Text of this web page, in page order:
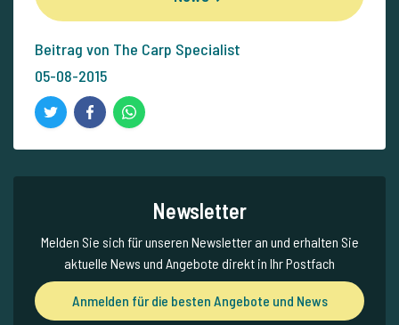
Beitrag von The Carp Specialist
05-08-2015
Newsletter
Melden Sie sich für unseren Newsletter an und erhalten Sie
aktuelle News und Angebote direkt in Ihr Postfach
Anmelden für die besten Angebote und News